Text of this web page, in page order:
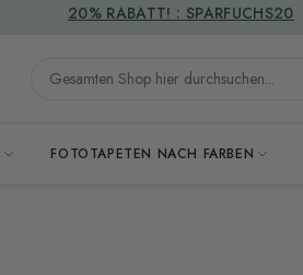
Gesamten Shop hier durchsuchen...
FOTOTAPETEN NACH FARBEN
VERSANDKOSTENFREI